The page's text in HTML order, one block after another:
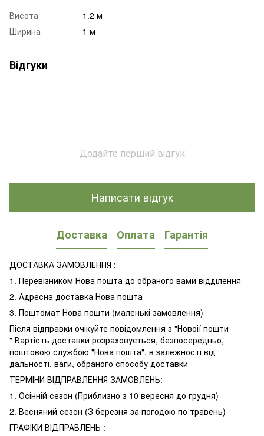
Висота
1.2 м
Ширина
1 м
Відгуки
Додайте перший відгук
Написати відгук
Доставка Оплата Гарантія
ДОСТАВКА ЗАМОВЛЕННЯ :
1. Перевізником Нова пошта до обраного вами відділення
2. Адресна доставка Нова пошта
3. Поштомат Нова пошти (маленькі замовлення)
Після відправки очікуйте повідомлення з "Новоії пошти
" Вартість доставки розраховується, безпосередньо,
поштовою службою "Нова пошта", в залежності від
дальності, ваги, обраного способу доставки
ТЕРМІНИ ВІДПРАВЛЕННЯ ЗАМОВЛЕНЬ:
1. Осінній сезон (Приблизно з 10 вересня до грудня)
2. Весняний сезон (З березня за погодою по травень)
ГРАФІКИ ВІДПРАВЛЕНЬ :